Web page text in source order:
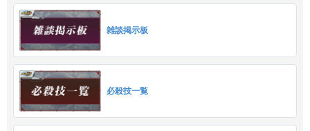
雑談掲示板
必殺技一覧